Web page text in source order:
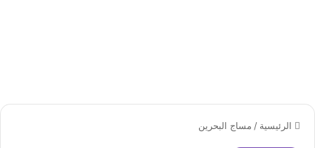
الرئيسية / مساج البحرين